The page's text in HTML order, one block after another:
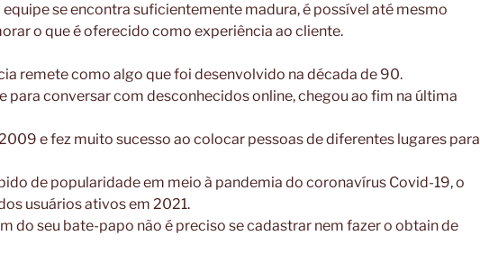
se encontra suficientemente madura, é possível até mesmo
o que é oferecido como experiência ao cliente.
remete como algo que foi desenvolvido na década de 90.
para conversar com desconhecidos online, chegou ao fim na última
e fez muito sucesso ao colocar pessoas de diferentes lugares para
de popularidade em meio à pandemia do coronavírus Covid-19, o
usuários ativos em 2021.
do seu bate-papo não é preciso se cadastrar nem fazer o obtain de